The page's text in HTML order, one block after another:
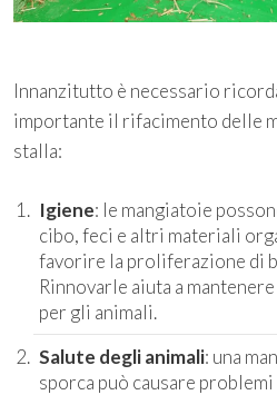
Innanzitutto è necessario
importante il rifacimento delle
stalla:
Igiene: le mangiatoie
cibo, feci e altri materiali
favorire la proliferazione di
Rinnovarle aiuta a
per gli animali.
Salute degli animali: una
sporca può causare